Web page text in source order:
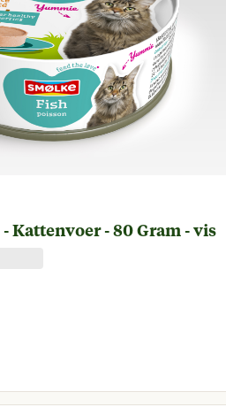
Kattenvoer - 80 Gram - vis
€ 1,55